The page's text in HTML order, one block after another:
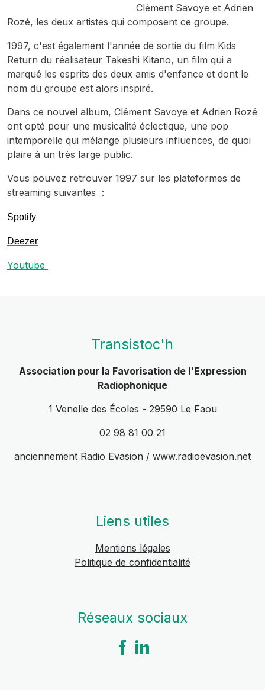
Clément Savoye et Adrien
Rozé, les deux artistes qui composent ce groupe.
1997, c'est également l'année de sortie du film Kids
Return du réalisateur Takeshi Kitano, un film qui a
marqué les esprits des deux amis d'enfance et dont le
nom du groupe est alors inspiré.
Dans ce nouvel album, Clément Savoye et Adrien Rozé
ont opté pour une musicalité éclectique, une pop
intemporelle qui mélange plusieurs influences, de quoi
plaire à un très large public.
Vous pouvez retrouver 1997 sur les plateformes de
streaming suivantes :
Spotify
Deezer
Youtube
Transistoc'h
Association pour la Favorisation de l'Expression
Radiophonique
1 Venelle des Écoles - 29590 Le Faou
02 98 81 00 21
anciennement Radio Evasion / www.radioevasion.net
Liens utiles
Mentions légales
Politique de confidentialité
Réseaux sociaux